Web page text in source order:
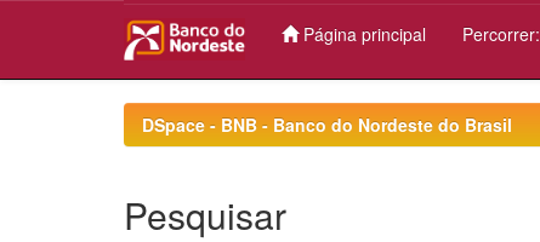
Página principal Percorrer:
DSpace - BNB - Banco do Nordeste do Brasil
Pesquisar